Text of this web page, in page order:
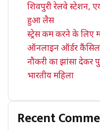
शिवपुरी रेलवे स्टेशन,
हुआ लैस
स्ट्रेस कम करने के लिए
ऑनलाइन ऑर्डर
नौकरी का झांसा देकर
भारतीय महिला
Recent